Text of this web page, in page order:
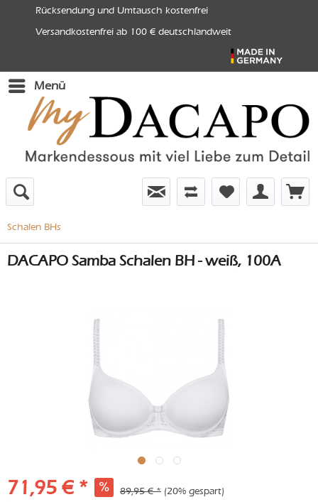
Rücksendung und Umtausch kostenfrei
Versandkostenfrei ab 100 € deutschlandweit
Menü
Schalen BHs
DACAPO Samba Schalen BH - weiß, 100A
71,95 € * 89,95 € * (20% gespart)